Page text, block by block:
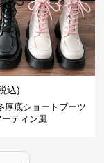
込)
厚底ショートブーツ
ティン風